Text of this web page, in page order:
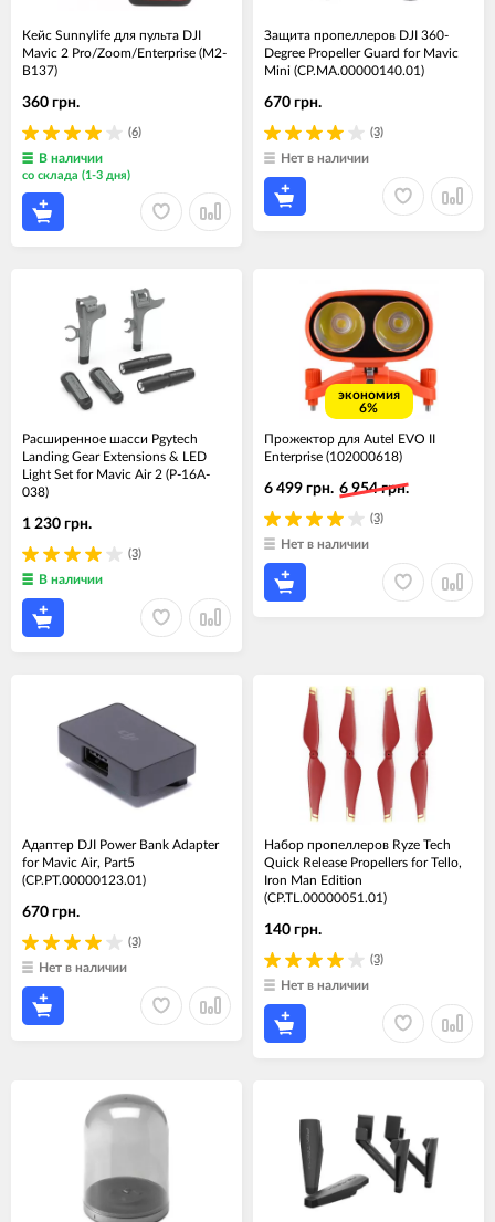
Кейс Sunnylife для пульта DJI
Mavic 2 Pro/Zoom/Enterprise (M2-
B137)
(6)
360 грн.
В наличии
со склада (1-3 дня)
Защита пропеллеров DJI 360-
Degree Propeller Guard for Mavic
Mini (CP.MA.00000140.01)
(3)
670 грн.
Нет в наличии
Расширенное шасси Pgytech
Landing Gear Extensions & LED
Light Set for Mavic Air 2 (P-16A-
038)
(3)
1 230 грн.
В наличии
экономия
6%
Прожектор для Autel EVO II
Enterprise (102000618)
(3)
6 499 грн. 6 954 грн.
Нет в наличии
Адаптер DJI Power Bank Adapter
for Mavic Air, Part5
(CP.PT.00000123.01)
(3)
670 грн.
Нет в наличии
Набор пропеллеров Ryze Tech
Quick Release Propellers for Tello,
Iron Man Edition
(CP.TL.00000051.01)
(3)
140 грн.
Нет в наличии